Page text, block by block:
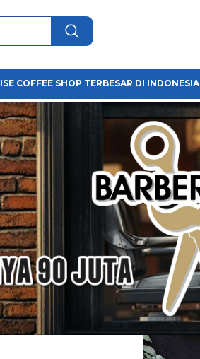
COFFEE SHOP TERBESAR DI INDONESIA